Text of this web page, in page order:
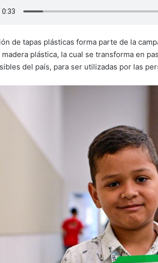
de tapas plásticas forma parte de la
plástica, la cual se transforma en
del país, para ser utilizadas por las